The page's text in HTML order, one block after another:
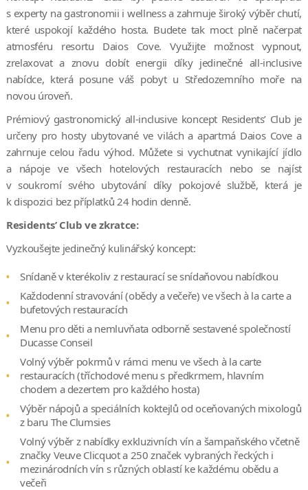
s experty na gastronomii i wellness a zahrnuje široký výběr chutí,
které uspokojí každého hosta. Budete tak moct plně načerpat
atmosféru resortu Daios Cove. Využijte možnost vypnout,
zrelaxovat a znovu dobít energii díky jedinečné all-inclusive
nabídce, která posune váš pobyt u Středozemního moře na
novou úroveň.
Prémiový gastronomický all-inclusive koncept Residents’ Club je
určeny pro hosty ubytované ve vilách a apartmá Daios Cove a
zahrnuje celou řadu výhod. Můžete si vychutnat vynikající jídlo
a nápoje ve všech hotelových restauracích nebo se najíst
v soukromí svého ubytování díky pokojové službě, která je
k dispozici bez příplatků 24 hodin denně.
Residents’ Club ve zkratce:
Vyzkoušejte jedinečný kulinářský koncept:
Snídaně v kterékoliv z restaurací se snídaňovou nabídkou
Každodenní stravování (obědy a večeře) ve všech à la carte a
bufetových restauracích
Menu pro děti a nemluvňata odborně sestavené společností
Ducasse Conseil
Volný výběr pokrmů v rámci menu ve všech à la carte
restauracích (tříchodové menu s předkrmem, hlavním
chodem a dezertem pro každého hosta)
Výběr nápojů a speciálních koktejlů od oceňovaných mixologů
z baru The Clumsies
Volný výběr z nabídky exkluzivních vín a šampaňského včetně
značky Veuve Clicquot a 250 značek vybraných řeckých i
mezinárodních vín s různých oblastí ke každému obědu a
večeři